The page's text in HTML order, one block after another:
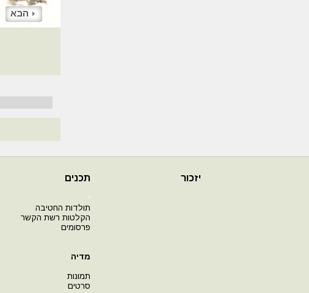
הבא
יזכור תכנים
י
תולדות החטיבה
הקלטות רשת הקשר
פרסומים
מדיה
תמונות
סרטים